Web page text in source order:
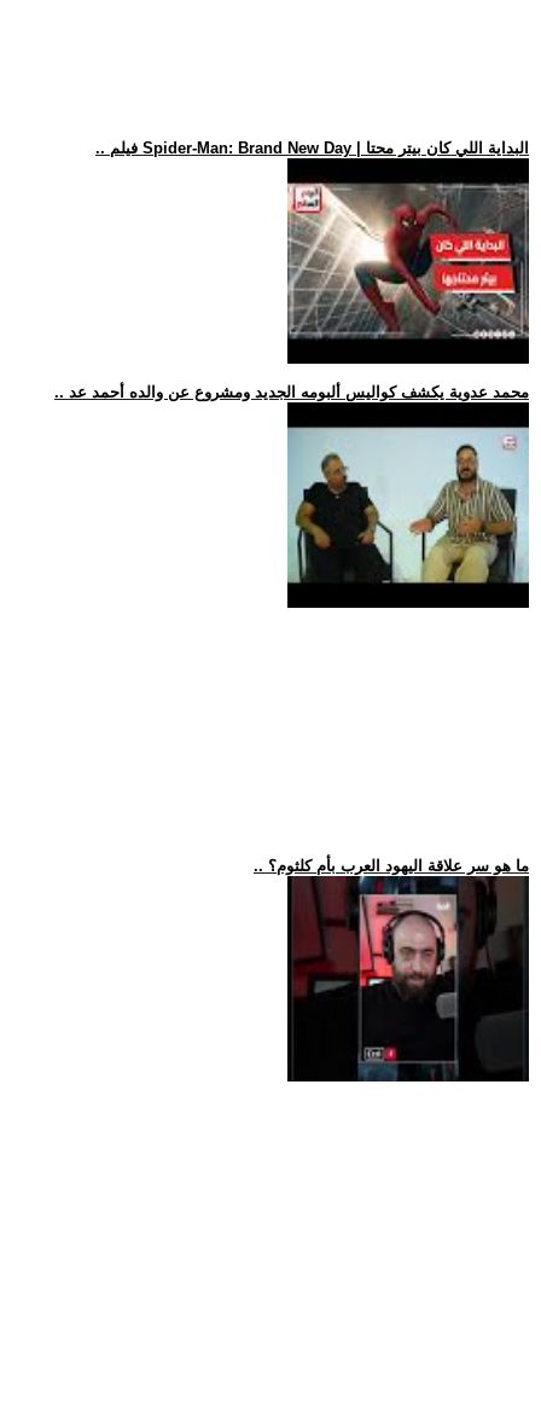
.. فيلم Spider-Man: Brand New Day | البداية اللي كان بيتر محتا
.. محمد عدوية يكشف كواليس ألبومه الجديد ومشروع عن والده أحمد عد
.. ما هو سر علاقة اليهود العرب بأم كلثوم؟